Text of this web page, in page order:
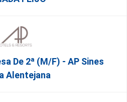
De 2ª (M/F) - AP Sines
Alentejana